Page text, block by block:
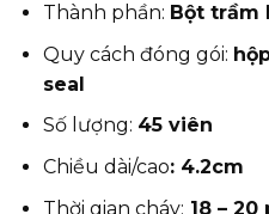
Thành phần: Bột trầm
Quy cách đóng gói:
seal
Số lượng: 45 viên
Chiều dài/cao: 4.2cm
Thời gian cháy: 18 – 20